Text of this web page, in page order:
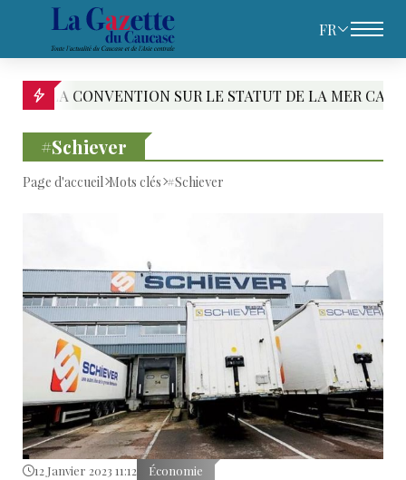
FR
SUR LE STATUT DE LA MER CASPIENNE :
#Schiever
Page d'accueil Mots clés #Schiever
12 Janvier 2023 11:12 Économie